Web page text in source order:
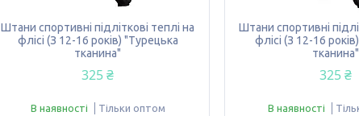
Штани спортивні підліткові теплі на
флісі (З 12-16 років) "Турецька
тканина"
325 ₴
В наявності
Тільки оптом
Штани спортивні
флісі (З 12-16
тканина"
325 ₴
В наявності